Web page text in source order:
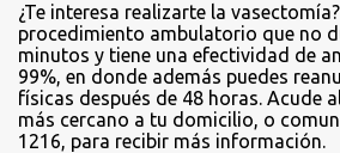
¿Te interesa realizarte la
procedimiento ambulatorio que no
minutos y tiene una efectividad de
99%, en donde además puedes
físicas después de 48 horas. Acude
más cercano a tu domicilio, o
1216, para recibir más información.